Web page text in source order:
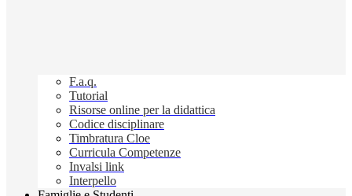
F.a.q.
Tutorial
Risorse online per la didattica
Codice disciplinare
Timbratura Cloe
Curricula Competenze
Invalsi link
Interpello